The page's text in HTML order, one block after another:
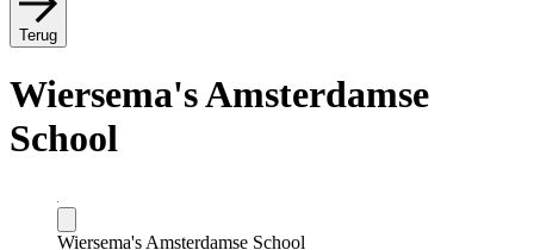
Terug
Wiersema's Amsterdamse
School
Wiersema's Amsterdamse School